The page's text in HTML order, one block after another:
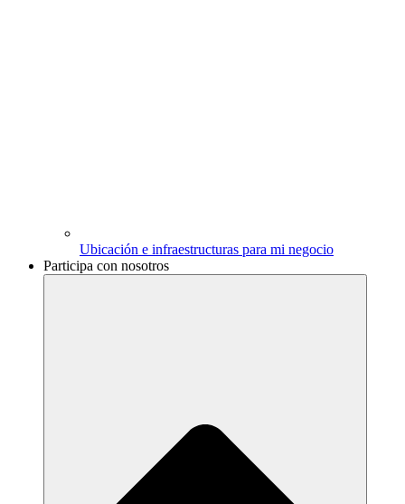
Ubicación e infraestructuras para mi negocio
Participa con nosotros